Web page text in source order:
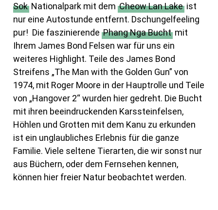
SokNationalpark mit dem Cheow Lan Lakeist
nur eine Autostunde entfernt. Dschungelfeeling
pur! Die faszinierende Phang Nga Buchtmit
Ihrem James Bond Felsen war für uns ein
weiteres Highlight. Teile des James Bond
Streifens „The Man with the Golden Gun” von
1974, mit Roger Moore in der Hauptrolle und Teile
von „Hangover 2“ wurden hier gedreht. Die Bucht
mit ihren beeindruckenden Karssteinfelsen,
Höhlen und Grotten mit dem Kanu zu erkunden
ist ein unglaubliches Erlebnis für die ganze
Familie. Viele seltene Tierarten, die wir sonst nur
aus Büchern, oder dem Fernsehen kennen,
können hier freier Natur beobachtet werden.